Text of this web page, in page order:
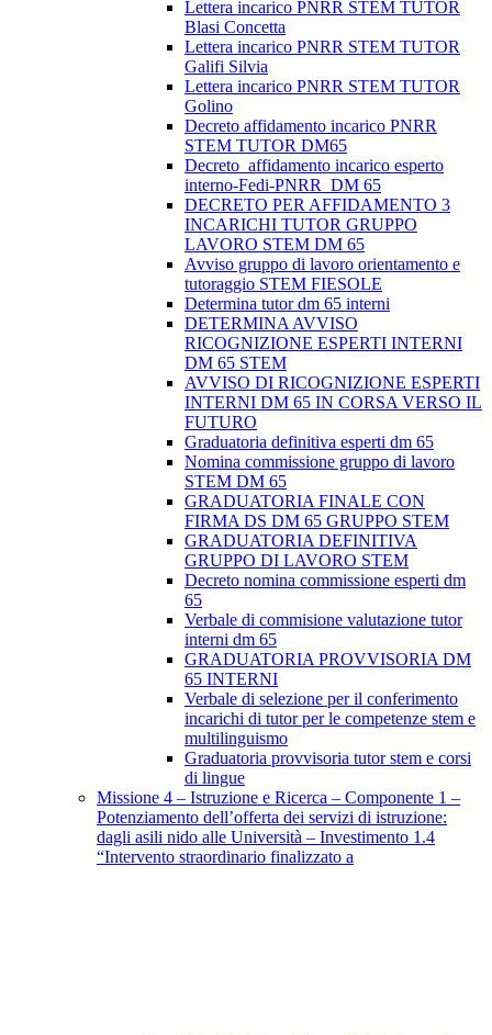
Lettera incarico PNRR STEM TUTOR
Blasi Concetta
Lettera incarico PNRR STEM TUTOR
Galifi Silvia
Lettera incarico PNRR STEM TUTOR
Golino
Decreto affidamento incarico PNRR
STEM TUTOR DM65
Decreto_affidamento incarico esperto
interno-Fedi-PNRR_DM 65
DECRETO PER AFFIDAMENTO 3
INCARICHI TUTOR GRUPPO
LAVORO STEM DM 65
Avviso gruppo di lavoro orientamento e
tutoraggio STEM FIESOLE
Determina tutor dm 65 interni
DETERMINA AVVISO
RICOGNIZIONE ESPERTI INTERNI
DM 65 STEM
AVVISO DI RICOGNIZIONE ESPERTI
INTERNI DM 65 IN CORSA VERSO IL
FUTURO
Graduatoria definitiva esperti dm 65
Nomina commissione gruppo di lavoro
STEM DM 65
GRADUATORIA FINALE CON
FIRMA DS DM 65 GRUPPO STEM
GRADUATORIA DEFINITIVA
GRUPPO DI LAVORO STEM
Decreto nomina commissione esperti dm
65
Verbale di commisione valutazione tutor
interni dm 65
GRADUATORIA PROVVISORIA DM
65 INTERNI
Verbale di selezione per il conferimento
incarichi di tutor per le competenze stem e
multilinguismo
Graduatoria provvisoria tutor stem e corsi
di lingue
Missione 4 – Istruzione e Ricerca – Componente 1 –
Potenziamento dell’offerta dei servizi di istruzione:
dagli asili nido alle Università – Investimento 1.4
“Intervento straordinario finalizzato a